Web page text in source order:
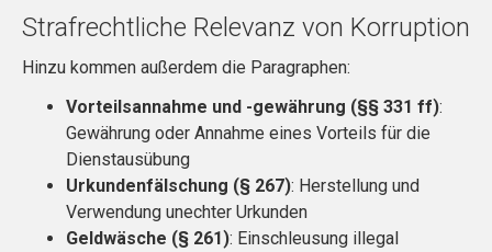
Strafrechtliche Relevanz von Korruption
Hinzu kommen außerdem die Paragraphen:
Vorteilsannahme und -gewährung (§§ 331 ff):
Gewährung oder Annahme eines Vorteils für die
Dienstausübung
Urkundenfälschung (§ 267): Herstellung und
Verwendung unechter Urkunden
Geldwäsche (§ 261): Einschleusung illegal